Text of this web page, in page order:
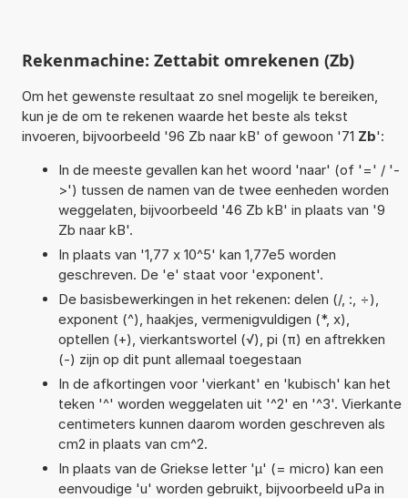
Rekenmachine: Zettabit omrekenen (Zb)
Om het gewenste resultaat zo snel mogelijk te bereiken,
kun je de om te rekenen waarde het beste als tekst
invoeren, bijvoorbeeld '96 Zb naar kB' of gewoon '71 Zb':
In de meeste gevallen kan het woord 'naar' (of '=' / '-
>') tussen de namen van de twee eenheden worden
weggelaten, bijvoorbeeld '46 Zb kB' in plaats van '9
Zb naar kB'.
In plaats van '1,77 x 10^5' kan 1,77e5 worden
geschreven. De 'e' staat voor 'exponent'.
De basisbewerkingen in het rekenen: delen (/, :, ÷),
exponent (^), haakjes, vermenigvuldigen (*, x),
optellen (+), vierkantswortel (√), pi (π) en aftrekken
(-) zijn op dit punt allemaal toegestaan
In de afkortingen voor 'vierkant' en 'kubisch' kan het
teken '^' worden weggelaten uit '^2' en '^3'. Vierkante
centimeters kunnen daarom worden geschreven als
cm2 in plaats van cm^2.
In plaats van de Griekse letter 'µ' (= micro) kan een
eenvoudige 'u' worden gebruikt, bijvoorbeeld uPa in